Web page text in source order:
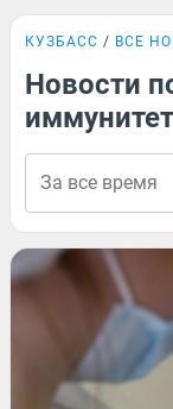
КУЗБАСС ВСЕ
Новости
иммунитет